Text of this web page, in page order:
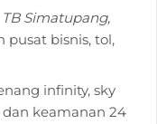
TB Simatupang,
pusat bisnis, tol,
infinity, sky
keamanan 24